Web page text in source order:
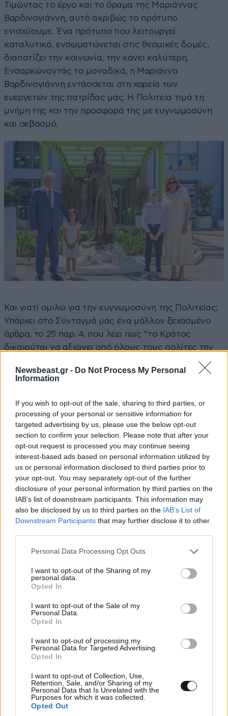
Newsbeast.gr - Do Not Process My Personal
Information
If you wish to opt-out of the sale, sharing to third parties, or
processing of your personal or sensitive information for
targeted advertising by us, please use the below opt-out
section to confirm your selection. Please note that after your
opt-out request is processed you may continue seeing
interest-based ads based on personal information utilized by
us or personal information disclosed to third parties prior to
your opt-out. You may separately opt-out of the further
disclosure of your personal information by third parties on the
IAB’s list of downstream participants. This information may
also be disclosed by us to third parties on the IAB’s List of
Downstream Participants that may further disclose it to other
Please note that this website/app uses one or more Google
not limited to your visit or usage behaviour. You may click to
grant or deny consent to Google and its third-party tags to
use your data for below specified purposes in below Google
consent section.
Personal Data Processing Opt Outs
I want to opt-out of the Sharing of my
personal data.
Opted In
I want to opt-out of the Sale of my
Personal Data.
Opted In
I want to opt-out of processing my
Personal Data for Targeted Advertising.
Opted In
I want to opt-out of Collection, Use,
Retention, Sale, and/or Sharing of my
Personal Data that Is Unrelated with the
Purposes for which it was collected.
Opted Out
Τιμώντας το έργο και το όραμα της Μαριάννας
Βαρδινογιάννη, αυτό ακριβώς το πρότυπο
ενισχύουμε. Ένα πρότυπο που λειτουργεί
καταλυτικά, ενσωματώνεται στις θεσμικές δομές,
διαποτίζει την κοινωνία, την κάνει καλύτερη.
Ενσαρκώνοντάς το μοναδικά, η Μαριάννα
Βαρδινογιάννη εντάσσεται στη χορεία των
ευεργετών της πατρίδας μας. Η Πολιτεία τιμά τη
μνήμη της και την προσφορά της με ευγνωμοσύνη
και σεβασμό.
Και γιατί ομιλώ για την ευγνωμοσύνη της Πολιτείας;
Υπάρχει στο Σύνταγμά μας ένα μάλλον ξεχασμένο
άρθρο, το 25 παρ. 4, που λέει πως “το Κράτος
δικαιούται να αξιώνει από όλους τους πολίτες την
εκπλήρωση του χρέους της κοινωνικής και εθνικής
αλληλεγγύης”. Αλλά δεν δικαιούται το Κράτος μόνο
μάλιστα με τόση ζέση και αποτελεσματικότητα αυτό
το χρέος, τότε και αυτοί δικαιούνται την αναγνώριση
και την ευγνωμοσύνη της Πολιτείας αλλά και της
κοινωνίας. Όπως ακριβώς κάνουμε σήμερα για την
αείμνηστη Μαριάννα Β. Βαρδινογιάννη».
Πηγή: ΑΠΕ
μάθετεπρώτοιτασημαντικότερα νέα
ΠΟΛΙΤΙΚΗ